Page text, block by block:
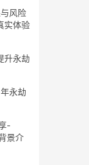
风险
实体验
升永劫
永劫
-
景介